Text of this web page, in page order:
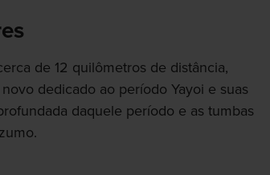
de 12 quilômetros de distância,
dedicado ao período Yayoi e suas
daquele período e as tumbas